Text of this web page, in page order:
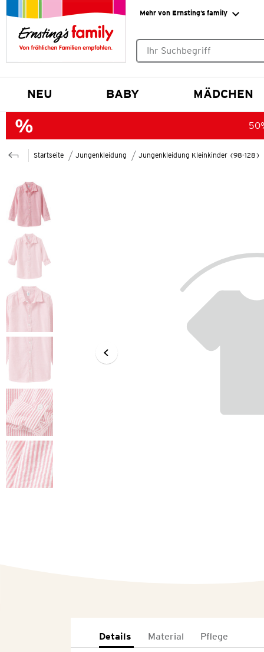
Mehr von Ernsting’s family
NEU BABY MÄDCHEN
Startseite Jungenkleidung Jungenkleidung Kleinkinder (98-128)
Details Material Pflege